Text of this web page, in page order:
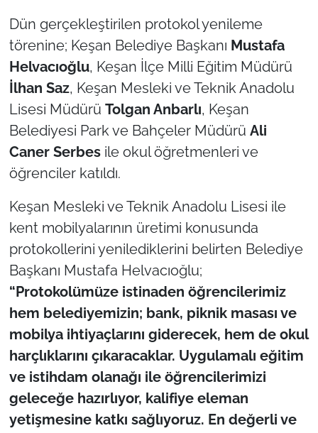
Dün gerçekleştirilen protokol yenileme
törenine; Keşan Belediye Başkanı Mustafa
Helvacıoğlu, Keşan İlçe Milli Eğitim Müdürü
İlhan Saz, Keşan Mesleki ve Teknik Anadolu
Lisesi Müdürü Tolgan Anbarlı, Keşan
Belediyesi Park ve Bahçeler Müdürü Ali
Caner Serbesile okul öğretmenleri ve
öğrenciler katıldı.
Keşan Mesleki ve Teknik Anadolu Lisesi ile
kent mobilyalarının üretimi konusunda
protokollerini yenilediklerini belirten Belediye
Başkanı Mustafa Helvacıoğlu;
“Protokolümüze istinaden öğrencilerimiz
hem belediyemizin; bank, piknik masası ve
mobilya ihtiyaçlarını giderecek, hem de okul
harçlıklarını çıkaracaklar. Uygulamalı eğitim
ve istihdam olanağı ile öğrencilerimizi
geleceğe hazırlıyor, kalifiye eleman
yetişmesine katkı sağlıyoruz. En değerli ve
Bölge
Güvenlik
Genel
Politika
Dış Haberler
Magazin
İş Dünyası
Bilim Teknoloji
English News
Canlı Maç